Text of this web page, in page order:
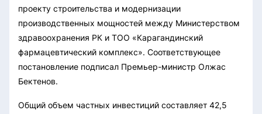
проекту строительства и модернизации
производственных мощностей между Министерством
здравоохранения РК и ТОО «Карагандинский
фармацевтический комплекс». Соответствующее
постановление подписал Премьер-министр Олжас
Бектенов.
Общий объем частных инвестиций составляет 42,5